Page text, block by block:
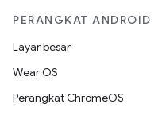
PERANGKAT ANDROID
Layar besar
Wear OS
Perangkat ChromeOS